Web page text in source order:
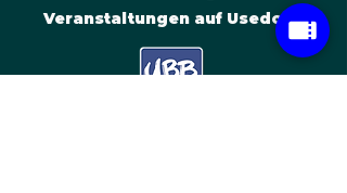
Veranstaltungen auf Usedom.